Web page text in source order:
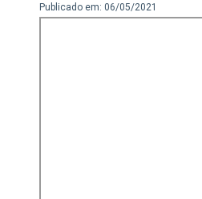
Publicado em: 06/05/2021